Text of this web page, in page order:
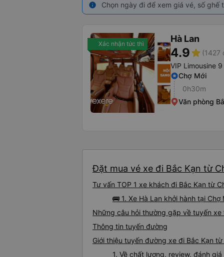
info Chọn ngày đi để xem giá vé, số
Xác nhận tức thì Hà Lan
4.9star (1427
VIP Limousine
Chợ Mới
0h30m
Văn phòng
Đặt mua vé xe đi Bắc Kạn từ
Tư vấn TOP 1 xe khách đi Bắc Kạn từ
🚌 1. Xe Hà Lan khởi hành tại Chợ
Những câu hỏi thường gặp về tuyến xe
Thông tin tuyến đường
Giới thiệu tuyến đường xe đi Bắc Kạn từ
1. Về chất lượng, review, đánh